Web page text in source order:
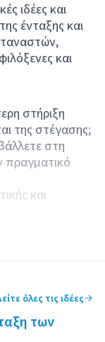
ιδέες και
ένταξης και
και
στήριξη
της στέγασης;
στη
πραγματικό
και
να
όλες τις ιδέες
των